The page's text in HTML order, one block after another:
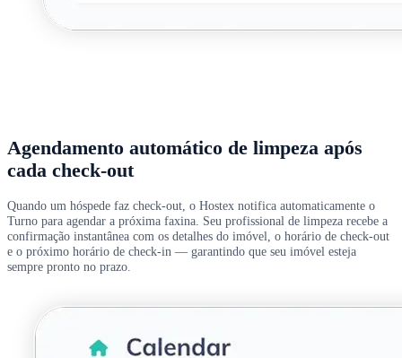
Agendamento automático de limpeza após
cada check-out
Quando um hóspede faz check-out, o Hostex notifica automaticamente o
Turno para agendar a próxima faxina. Seu profissional de limpeza recebe a
confirmação instantânea com os detalhes do imóvel, o horário de check-out
e o próximo horário de check-in — garantindo que seu imóvel esteja
sempre pronto no prazo.